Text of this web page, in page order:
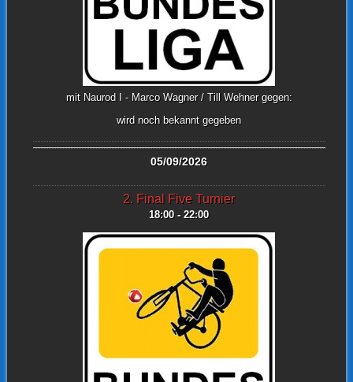
mit Naurod I - Marco Wagner / Till Wehner gegen:
wird noch bekannt gegeben
05/09/2026
2. Final Five Turnier
18:00 - 22:00